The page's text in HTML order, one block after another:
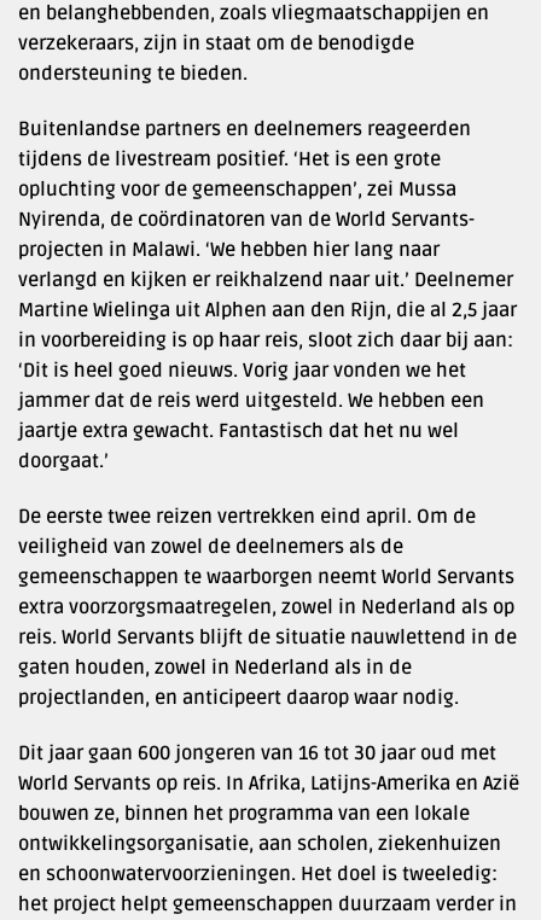
en belanghebbenden, zoals vliegmaatschappijen en
verzekeraars, zijn in staat om de benodigde
ondersteuning te bieden.
Buitenlandse partners en deelnemers reageerden
tijdens de livestream positief. ‘Het is een grote
opluchting voor de gemeenschappen’, zei Mussa
Nyirenda, de coördinatoren van de World Servants-
projecten in Malawi. ‘We hebben hier lang naar
verlangd en kijken er reikhalzend naar uit.’ Deelnemer
Martine Wielinga uit Alphen aan den Rijn, die al 2,5 jaar
in voorbereiding is op haar reis, sloot zich daar bij aan:
‘Dit is heel goed nieuws. Vorig jaar vonden we het
jammer dat de reis werd uitgesteld. We hebben een
jaartje extra gewacht. Fantastisch dat het nu wel
doorgaat.’
De eerste twee reizen vertrekken eind april. Om de
veiligheid van zowel de deelnemers als de
gemeenschappen te waarborgen neemt World Servants
extra voorzorgsmaatregelen, zowel in Nederland als op
reis. World Servants blijft de situatie nauwlettend in de
gaten houden, zowel in Nederland als in de
projectlanden, en anticipeert daarop waar nodig.
Dit jaar gaan 600 jongeren van 16 tot 30 jaar oud met
World Servants op reis. In Afrika, Latijns-Amerika en Azië
bouwen ze, binnen het programma van een lokale
ontwikkelingsorganisatie, aan scholen, ziekenhuizen
en schoonwatervoorzieningen. Het doel is tweeledig:
het project helpt gemeenschappen duurzaam verder in